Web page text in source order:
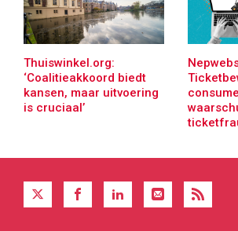
Thuiswinkel.org:
‘Coalitieakkoord biedt
kansen, maar uitvoering
is cruciaal’